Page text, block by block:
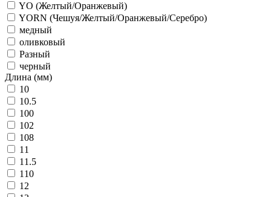
YO (Желтый/Оранжевый)
YORN (Чешуя/Желтый/Оранжевый/Серебро)
медный
оливковый
Разный
черный
Длина (мм)
10
10.5
100
102
108
11
11.5
110
12